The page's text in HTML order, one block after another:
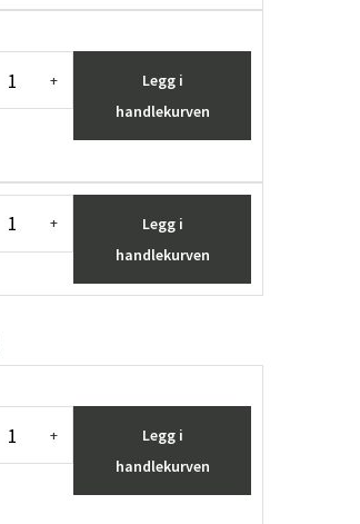
+
Legg i
handlekurven
+
Legg i
handlekurven
+
Legg i
handlekurven